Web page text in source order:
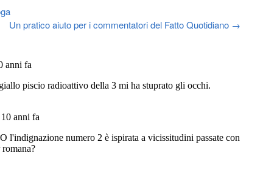
Un pratico aiuto per i commentatori del Fatto Quotidiano →